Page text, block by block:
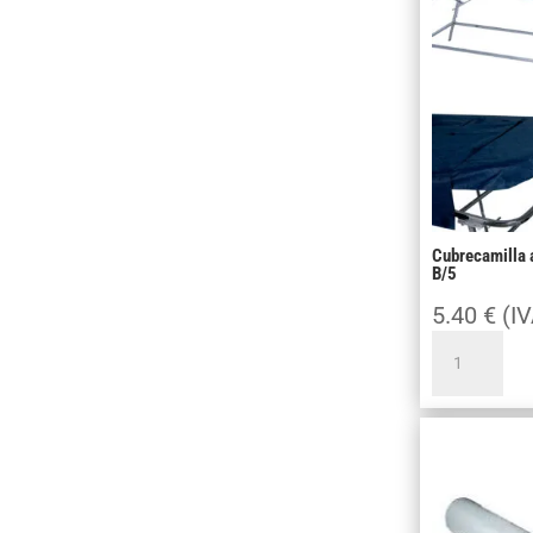
PRC
40cm
Cubrecamilla
B/5
5.40 €
ajustable
plastificada
210